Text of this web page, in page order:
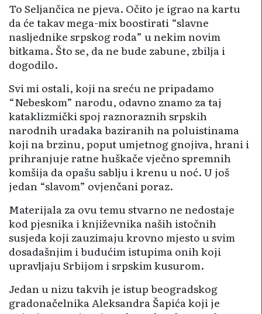
To Seljančica ne pjeva. Očito je igrao na kartu
da će takav mega-mix boostirati “slavne
nasljednike srpskog roda” u nekim novim
bitkama. Što se, da ne bude zabune, zbilja i
dogodilo.
Svi mi ostali, koji na sreću ne pripadamo
“Nebeskom” narodu, odavno znamo za taj
kataklizmički spoj raznoraznih srpskih
narodnih uradaka baziranih na poluistinama
koji na brzinu, poput umjetnog gnojiva, hrani i
prihranjuje ratne huškače vječno spremnih
komšija da opašu sablju i krenu u noć. U još
jedan “slavom” ovjenčani poraz.
Materijala za ovu temu stvarno ne nedostaje
kod pjesnika i književnika naših istočnih
susjeda koji zauzimaju krovno mjesto u svim
dosadašnjim i budućim istupima onih koji
upravljaju Srbijom i srpskim kusurom.
Jedan u nizu takvih je istup beogradskog
gradonačelnika Aleksandra Šapića koji je